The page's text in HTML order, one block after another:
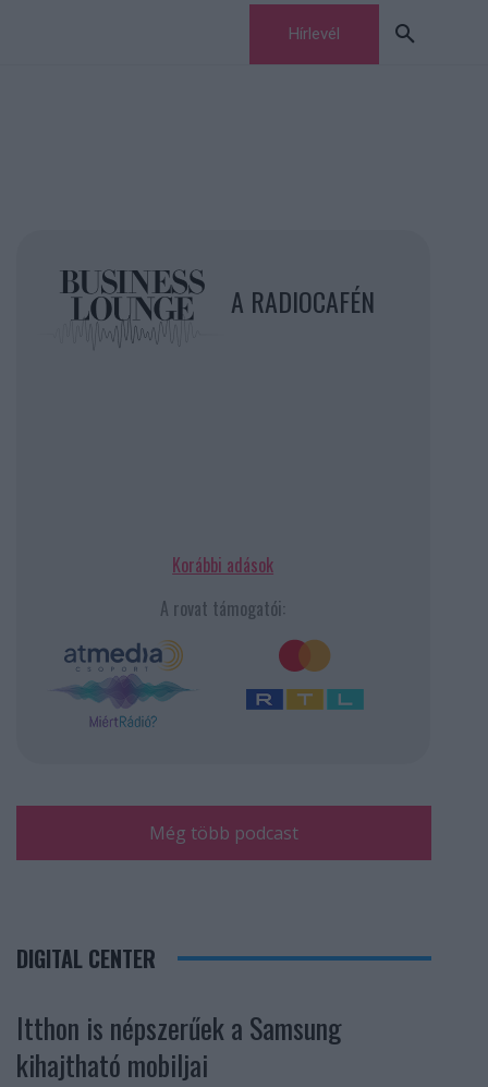
Hírlevél
A RADIOCAFÉN
Korábbi adások
A rovat támogatói:
Még több podcast
DIGITAL CENTER
Itthon is népszerűek a Samsung
kihajtható mobiljai